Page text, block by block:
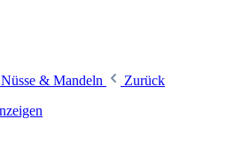
Nüsse & Mandeln
Zurück